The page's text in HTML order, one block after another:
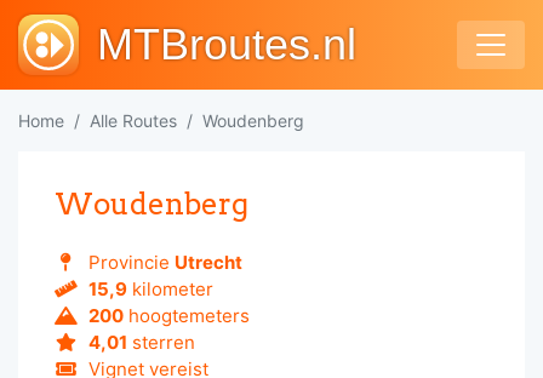
MTBroutes.nl
Home Alle Routes Woudenberg
Woudenberg
Provincie Utrecht
15,9kilometer
200hoogtemeters
4,01 sterren
Vignet vereist